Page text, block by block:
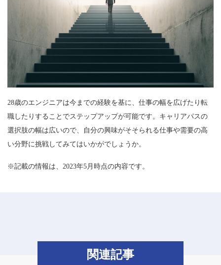
28歳のエンジニアは今までの経験を基に、仕事の幅を広げたり転
職したりすることでステップアップが可能です。キャリアパスの
選択肢の幅は広いので、自分の興味がそそられる仕事や需要の高
い分野に挑戦してみてはいかがでしょうか。
※記載の情報は、2023年5月時点の内容です。
関連記事